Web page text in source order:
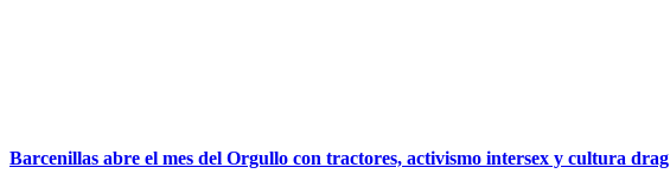
Barcenillas abre el mes del Orgullo con tractores, activismo intersex y cultura drag